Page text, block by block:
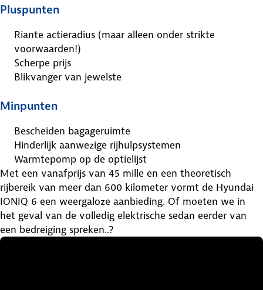
Pluspunten
Riante actieradius (maar alleen onder strikte
voorwaarden!)
Scherpe prijs
Blikvanger van jewelste
Minpunten
Bescheiden bagageruimte
Hinderlijk aanwezige rijhulpsystemen
Warmtepomp op de optielijst
Met een vanafprijs van 45 mille en een theoretisch
rijbereik van meer dan 600 kilometer vormt de Hyundai
IONIQ 6 een weergaloze aanbieding. Of moeten we in
het geval van de volledig elektrische sedan eerder van
een bedreiging spreken..?